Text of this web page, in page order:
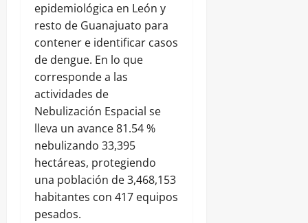
epidemiológica en León y
resto de Guanajuato para
contener e identificar casos
de dengue. En lo que
corresponde a las
actividades de
Nebulización Espacial se
lleva un avance 81.54 %
nebulizando 33,395
hectáreas, protegiendo
una población de 3,468,153
habitantes con 417 equipos
pesados.